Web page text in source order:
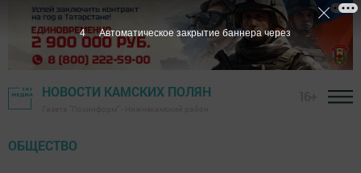
НОВОСТИ КАМСКИХ ПОЛЯН
ОБЩЕСТВО
4 Автоматическое закрытие баннера через